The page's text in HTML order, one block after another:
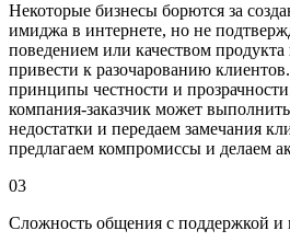
Некоторые бизнесы борются за
имиджа в интернете, но не
поведением или качеством
привести к разочарованию
принципы честности и
компания-заказчик может
недостатки и передаем замечания
предлагаем компромиссы и делаем
03
Сложность общения с поддержкой и